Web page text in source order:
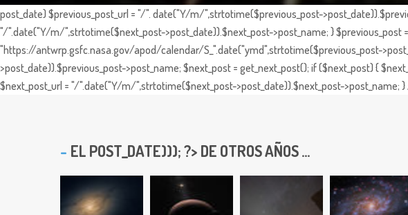
post_date) $previous_post_url = "/". date("Y/m/",strtotime($previous_post-
"/".date("Y/m/",strtotime($next_post->post_date)).$next_post->post_name; } $previous_post
"https://antwrp.gsfc.nasa.gov/apod/calendar/S_".date("ymd",strtotime($previous_post-
>post_date)).$previous_post->post_name; $next_post = get_next_post(); if ($next_post) {
$next_post_url = "/".date("Y/m/",strtotime($next_post->post_date)).$next_post->post_name; }
EL POST_DATE))); ?> DE OTROS AÑOS ...